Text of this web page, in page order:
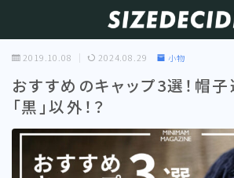
2019.10.08 2024.08.29 小物
おすすめのキャップ3選！帽
「黒」以外！？